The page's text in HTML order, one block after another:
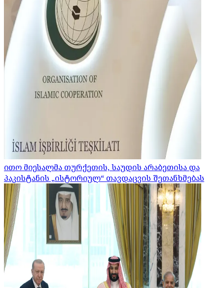
ითო მიესალმა თურქეთის, საუდის არაბეთისა და
პაკისტანის „ისტორიულ“ თავდაცვის შეთანხმებას